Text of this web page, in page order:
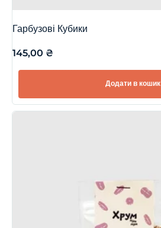
Гарбузові Кубики
145,00 ₴
Додати в кошик